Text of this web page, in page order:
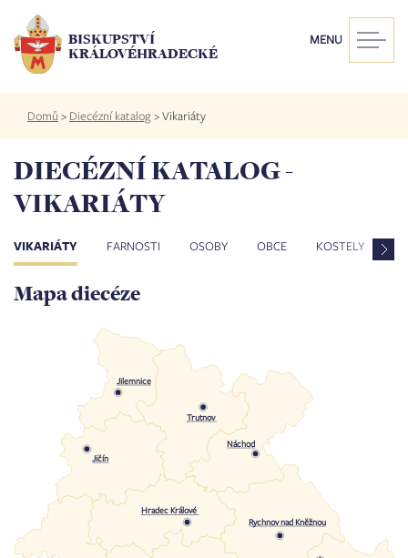
hlavnímu
obsahu
BISKUPSTVÍ
KRÁLOVÉHRADECKÉ
MENU
Drobečková
navigace
Domů > Diecézní katalog>Vikariáty
DIECÉZNÍ KATALOG -
VIKARIÁTY
VIKARIÁTY FARNOSTI OSOBY OBCE KOSTELY
Mapa diecéze
Rychnov nad Kněžnou
Hradec Králové
Jilemnice
Trutnov
Náchod
Jičín